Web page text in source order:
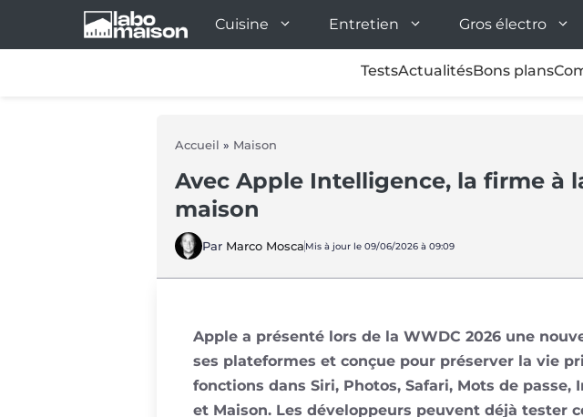
Cuisine Entretien Gros électro
TestsActualitésBons plans
Accueil » Maison
Avec Apple Intelligence, la firme à
maison
Par Marco Mosca Mis à jour le 09/06/2026 à 09:09
Apple a présenté lors de la WWDC 2026 une
ses plateformes et conçue pour préserver la vie
fonctions dans Siri, Photos, Safari, Mots de passe,
et Maison. Les développeurs peuvent déjà tester